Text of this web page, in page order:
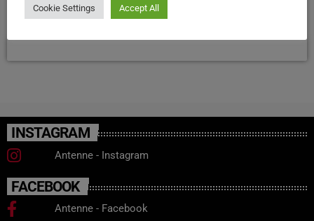
[…]
INSTAGRAM
Antenne - Instagram
FACEBOOK
Antenne - Facebook
Cookie Settings Accept All